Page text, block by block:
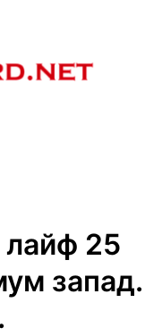
O
-
C
н
о
о
г
25
запад.